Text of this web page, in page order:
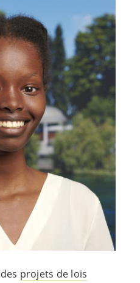
projets de lois